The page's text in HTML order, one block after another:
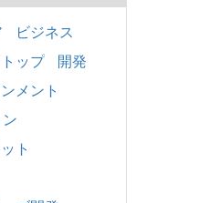
ビジネス
ップ
開発
メント
ト